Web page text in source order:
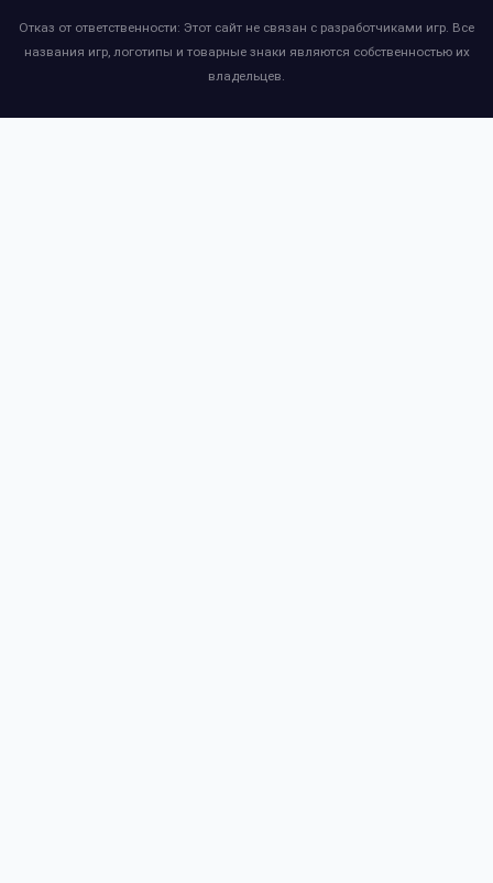
Отказ от ответственности: Этот сайт не связан с разработчиками игр. Все
названия игр, логотипы и товарные знаки являются собственностью их
владельцев.